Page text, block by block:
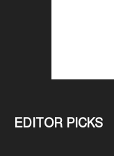
EDITOR PICKS